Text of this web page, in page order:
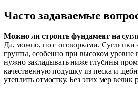
Часто задаваемые
Можно ли строить фундамент на
Да, можно, но с оговорками.
грунты, особенно при высоком
нужно закладывать ниже глубины
качественную подушку из песка и
утеплить отмостку. Без этих мер велик